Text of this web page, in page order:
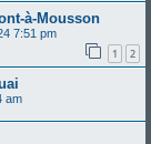
à-Mousson
7:51 pm
1 2
am